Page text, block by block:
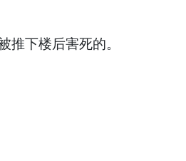
下楼后害死的。